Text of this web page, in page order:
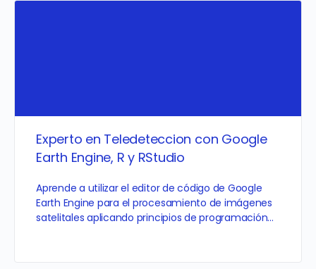
Experto en Teledeteccion con Google
Earth Engine, R y RStudio
Aprende a utilizar el editor de código de Google
Earth Engine para el procesamiento de imágenes
satelitales aplicando principios de programación…